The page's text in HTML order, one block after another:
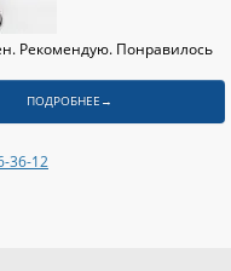
Рекомендую. Понравилось
ПОДРОБНЕЕ→
36-12